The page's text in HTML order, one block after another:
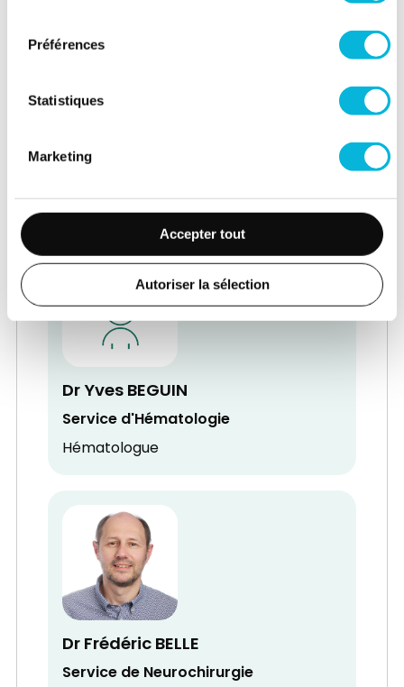
Préférences
Statistiques
Marketing
Accepter tout
Autoriser la sélection
Service de Médecine physique et
Réadaptation - Rhumatologie
Médecin Spécialiste en Médecine
physique - Chef de Service
Dr Yves BEGUIN
Service d'Hématologie
Hématologue
Dr Frédéric BELLE
Service de Neurochirurgie